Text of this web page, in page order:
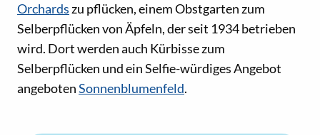
Orchardszu pflücken, einem Obstgarten zum
Selberpflücken von Äpfeln, der seit 1934 betrieben
wird. Dort werden auch Kürbisse zum
Selberpflücken und ein Selfie-würdiges Angebot
angebotenSonnenblumenfeld.